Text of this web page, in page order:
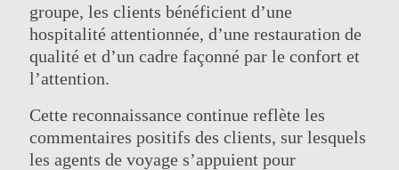
groupe, les clients bénéficient d’une
hospitalité attentionnée, d’une restauration de
qualité et d’un cadre façonné par le confort et
l’attention.
Cette reconnaissance continue reflète les
commentaires positifs des clients, sur lesquels
les agents de voyage s’appuient pour